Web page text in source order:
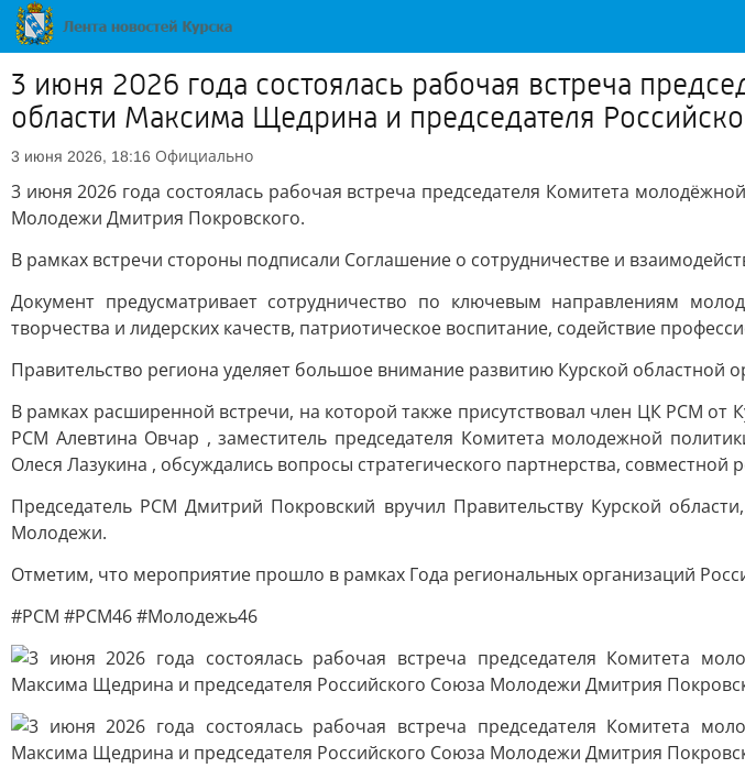
3 июня 2026 года состоялась рабочая встреча
области Максима Щедрина и председателя
3 июня 2026, 18:16 Официально
3 июня 2026 года состоялась рабочая встреча председателя Комитета
Молодежи Дмитрия Покровского.
В рамках встречи стороны подписали Соглашение о сотрудничестве и
Документ предусматривает сотрудничество по ключевым направлениям
творчества и лидерских качеств, патриотическое воспитание, содействие
Правительство региона уделяет большое внимание развитию Курской областной
В рамках расширенной встречи, на которой также присутствовал член ЦК РСМ
РСМ Алевтина Овчар , заместитель председателя Комитета молодежной
Олеся Лазукина , обсуждались вопросы стратегического партнерства,
Председатель РСМ Дмитрий Покровский вручил Правительству Курской
Молодежи.
Отметим, что мероприятие прошло в рамках Года региональных организаций
#РСМ #РСМ46 #Молодежь46